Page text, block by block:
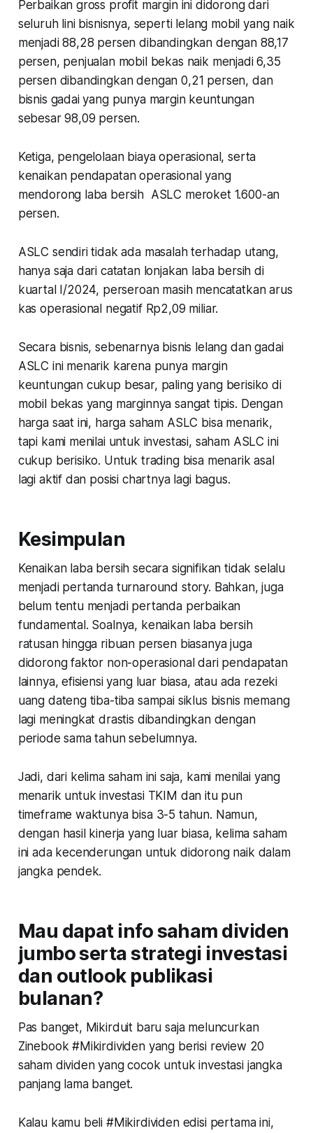
Perbaikan gross profit margin ini didorong dari
seluruh lini bisnisnya, seperti lelang mobil yang naik
menjadi 88,28 persen dibandingkan dengan 88,17
persen, penjualan mobil bekas naik menjadi 6,35
persen dibandingkan dengan 0,21 persen, dan
bisnis gadai yang punya margin keuntungan
sebesar 98,09 persen.
Ketiga, pengelolaan biaya operasional, serta
kenaikan pendapatan operasional yang
mendorong laba bersih ASLC meroket 1.600-an
persen.
ASLC sendiri tidak ada masalah terhadap utang,
hanya saja dari catatan lonjakan laba bersih di
kuartal I/2024, perseroan masih mencatatkan arus
kas operasional negatif Rp2,09 miliar.
Secara bisnis, sebenarnya bisnis lelang dan gadai
ASLC ini menarik karena punya margin
keuntungan cukup besar, paling yang berisiko di
mobil bekas yang marginnya sangat tipis. Dengan
harga saat ini, harga saham ASLC bisa menarik,
tapi kami menilai untuk investasi, saham ASLC ini
cukup berisiko. Untuk trading bisa menarik asal
lagi aktif dan posisi chartnya lagi bagus.
Kesimpulan
Kenaikan laba bersih secara signifikan tidak selalu
menjadi pertanda turnaround story. Bahkan, juga
belum tentu menjadi pertanda perbaikan
fundamental. Soalnya, kenaikan laba bersih
ratusan hingga ribuan persen biasanya juga
didorong faktor non-operasional dari pendapatan
lainnya, efisiensi yang luar biasa, atau ada rezeki
uang dateng tiba-tiba sampai siklus bisnis memang
lagi meningkat drastis dibandingkan dengan
periode sama tahun sebelumnya.
Jadi, dari kelima saham ini saja, kami menilai yang
menarik untuk investasi TKIM dan itu pun
timeframe waktunya bisa 3-5 tahun. Namun,
dengan hasil kinerja yang luar biasa, kelima saham
ini ada kecenderungan untuk didorong naik dalam
jangka pendek.
Mau dapat info saham dividen
jumbo serta strategi investasi
dan outlook publikasi
bulanan?
Pas banget, Mikirduit baru saja meluncurkan
Zinebook #Mikirdividen yang berisi review 20
saham dividen yang cocok untuk investasi jangka
panjang lama banget.
Kalau kamu beli #Mikirdividen edisi pertama ini,